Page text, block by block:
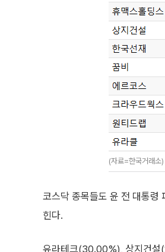
(자료=한국거래소)
코스닥 종목들도 윤 전 대통
힌다.
유라테크(30.00%), 상지건설